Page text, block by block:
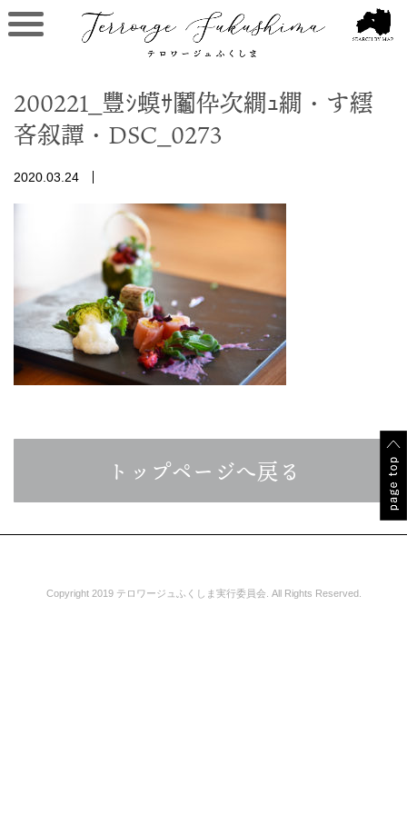
200221_豐ｼ蟆ｻ鬮伜次繝ｭ繝・す繧
吝叙譚・DSC_0273
2020.03.24
トップページへ戻る
Copyright 2019 テロワージュふくしま実行委員会. All Rights Reserved.